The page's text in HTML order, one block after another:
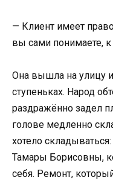
— Клиент имеет
вы сами понимаете, к
Она вышла на улицу
ступеньках. Народ
раздражённо задел
голове медленно
хотело
Тамары Борисовны,
себя. Ремонт,